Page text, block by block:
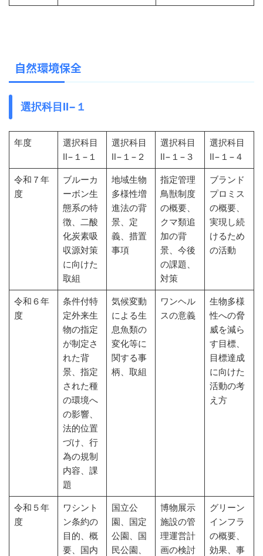
自然環境保全
選択科目Ⅱ−１
年度
選択科目
Ⅱ−１−１
選択科目
Ⅱ−１−２
選択科目
Ⅱ−１−３
選択科目
Ⅱ−１−４
令和７年
度
ブルーカ
ーボン生
態系の特
徴、二酸
化炭素吸
収源対策
に向けた
取組
地域生物
多様性増
進法の背
景、定
義、措置
事項
指定管理
鳥獣制度
の概要、
クマ類追
加の背
景、今後
の課題、
対策
ブランド
プロミス
の概要、
実現し続
けるため
の活動
令和６年
度
条件付特
定外来生
物の指定
が制定さ
れた背
景、指定
された種
の環境へ
の影響、
法的位置
づけ、行
為の規制
内容、課
題
気候変動
による生
息魚類の
変化等に
関する事
柄、取組
ワンヘル
スの意義
生物多様
性への脅
威を減ら
す目標、
目標達成
に向けた
活動の考
え方
令和５年
度
ワシント
ン条約の
目的、概
要、国内
国立公
園、国定
公園、国
民公園、
博物展示
施設の管
理運営計
画の検討
グリーン
インフラ
の概要、
効果、事